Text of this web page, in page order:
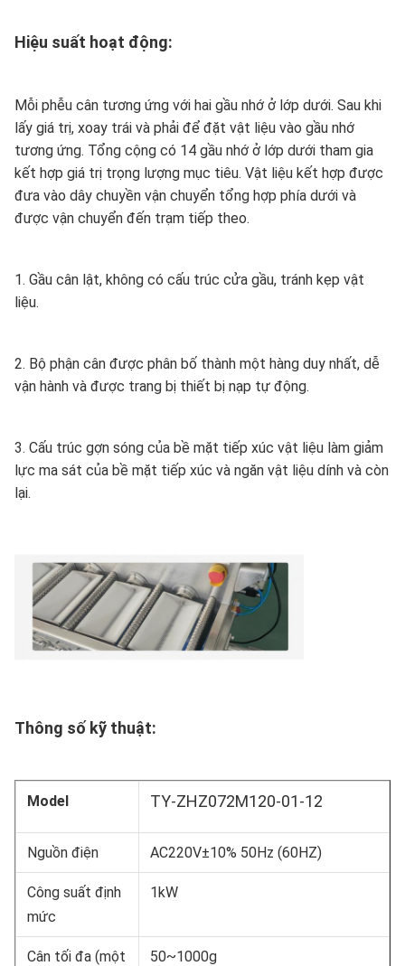
Hiệu suất hoạt động:
Mỗi phễu cân tương ứng với hai gầu nhớ ở lớp dưới. Sau khi
lấy giá trị, xoay trái và phải để đặt vật liệu vào gầu nhớ
tương ứng. Tổng cộng có 14 gầu nhớ ở lớp dưới tham gia
kết hợp giá trị trọng lượng mục tiêu. Vật liệu kết hợp được
đưa vào dây chuyền vận chuyển tổng hợp phía dưới và
được vận chuyển đến trạm tiếp theo.
1. Gầu cân lật, không có cấu trúc cửa gầu, tránh kẹp vật
liệu.
2. Bộ phận cân được phân bố thành một hàng duy nhất, dễ
vận hành và được trang bị thiết bị nạp tự động.
3. Cấu trúc gợn sóng của bề mặt tiếp xúc vật liệu làm giảm
lực ma sát của bề mặt tiếp xúc và ngăn vật liệu dính và còn
lại.
Thông số kỹ thuật:
Model TY-ZHZ072M120-01-12
Nguồn điện AC220V±10% 50Hz (60HZ)
Công suất định
mức
1kW
Cân tối đa (một
50~1000g